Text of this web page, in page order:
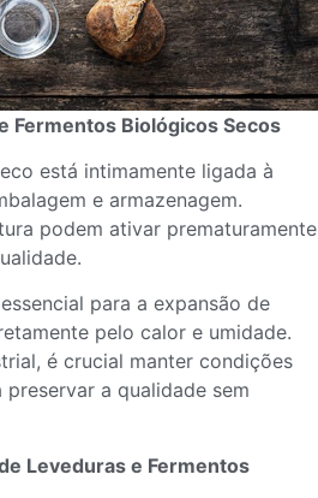
Fermentos Biológicos Secos
está intimamente ligada à
e armazenagem.
podem ativar prematuramente
para a expansão de
pelo calor e umidade.
é crucial manter condições
a qualidade sem
Leveduras e Fermentos